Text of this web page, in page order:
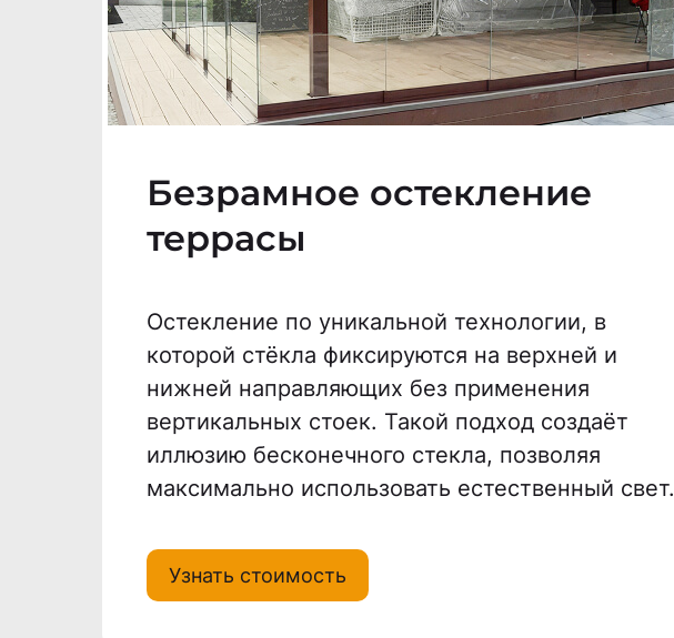
Безрамное остекление
террасы
Остекление по уникальной технологии, в
которой стёкла фиксируются на верхней и
нижней направляющих без применения
вертикальных стоек. Такой подход создаёт
иллюзию бесконечного стекла, позволяя
максимально использовать естественный свет.
Узнать стоимость